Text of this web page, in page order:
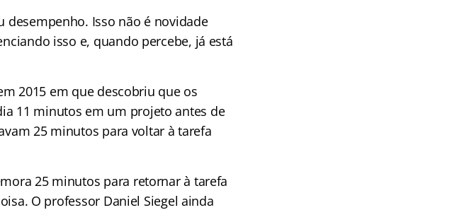
desempenho. Isso não é novidade
isso e, quando percebe, já está
2015 em que descobriu que os
11 minutos em um projeto antes de
25 minutos para voltar à tarefa
25 minutos para retornar à tarefa
O professor Daniel Siegel ainda